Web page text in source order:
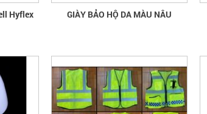
Hyflex
GIÀY BẢO HỘ DA MÀU NÂU